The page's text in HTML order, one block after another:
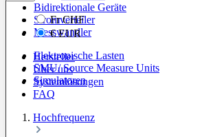
Bidirektionale Geräte
Stromverteiler
Messwandler
Elektronische Lasten
SMU/ Source Measure Units
Simulatoren
FrCHF
€EUR
Hersteller
Über uns
Systemlösungen
FAQ
Hochfrequenz